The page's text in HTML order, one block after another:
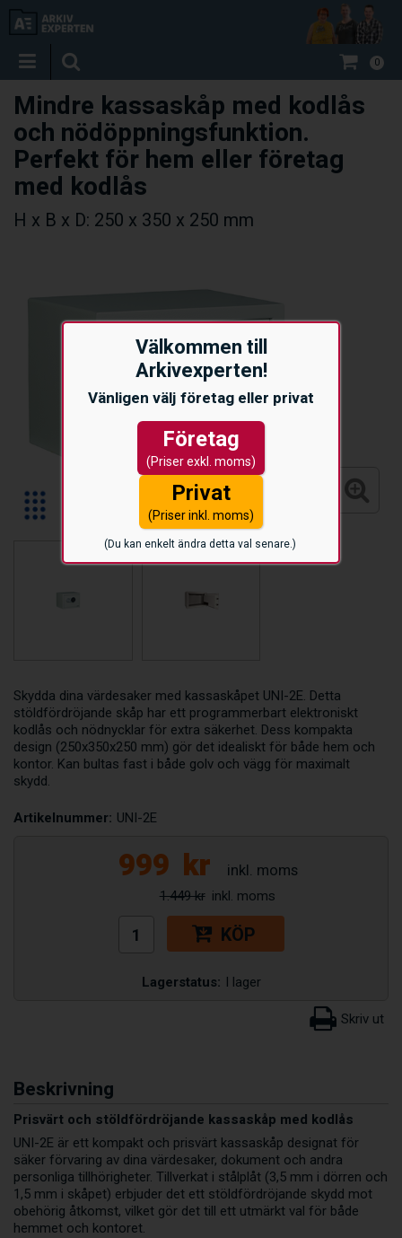
Välkommen till
Arkivexperten!
Vänligen välj företag eller privat
Företag
(Priser exkl. moms)
Privat
(Priser inkl. moms)
(Du kan enkelt ändra detta val senare.)
0
Mindre kassaskåp med kodlås
och nödöppningsfunktion.
Perfekt för hem eller företag
med kodlås
H x B x D: 250 x 350 x 250 mm
Skydda dina värdesaker med kassaskåpet UNI-2E. Detta
stöldfördröjande skåp har ett programmerbart elektroniskt
kodlås och nödnycklar för extra säkerhet. Dess kompakta
design (250x350x250 mm) gör det idealiskt för både hem och
kontor. Kan bultas fast i både golv och vägg för maximalt
skydd.
Artikelnummer: UNI-2E
999 kr
1.449 kr
KÖP
Lagerstatus: I lager
Beskrivning
Prisvärt och stöldfördröjande kassaskåp med kodlås
UNI-2E är ett kompakt och prisvärt kassaskåp designat för
säker förvaring av dina värdesaker, dokument och andra
personliga tillhörigheter. Tillverkat i stålplåt (3,5 mm i dörren och
1,5 mm i skåpet) erbjuder det ett stöldfördröjande skydd mot
obehörig åtkomst, vilket gör det till ett utmärkt val för både
hemmet och kontoret.